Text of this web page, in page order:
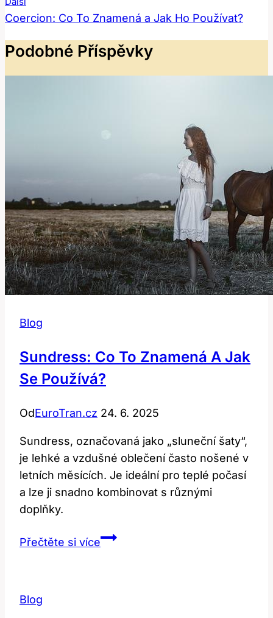
Coercion: Co To Znamená a Jak Ho Používat?
Podobné Příspěvky
Blog
Sundress: Co To Znamená A Jak
Se Používá?
OdEuroTran.cz 24. 6. 2025
Sundress, označovaná jako „sluneční šaty“,
je lehké a vzdušné oblečení často nošené v
letních měsících. Je ideální pro teplé počasí
a lze ji snadno kombinovat s různými
doplňky.
Přečtěte si víceSundress:
Blog